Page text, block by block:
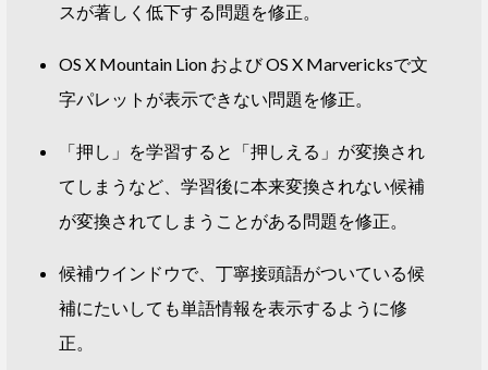
スが著しく低下する問題を修正。
OS X Mountain Lion および OS X Marvericksで文
字パレットが表示できない問題を修正。
「押し」を学習すると「押しえる」が変換され
てしまうなど、学習後に本来変換されない候補
が変換されてしまうことがある問題を修正。
候補ウインドウで、丁寧接頭語がついている候
補にたいしても単語情報を表示するように修
正。